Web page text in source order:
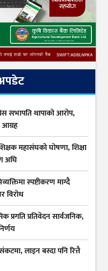
सभापति थापाको आरोप,
महासंघको घोषणा, शिक्षा
अघि
स्पष्टीकरण माग्दै
विरोध
प्रगति प्रतिवेदन सार्वजनिक,
लाइन बस्दा पनि रित्तै